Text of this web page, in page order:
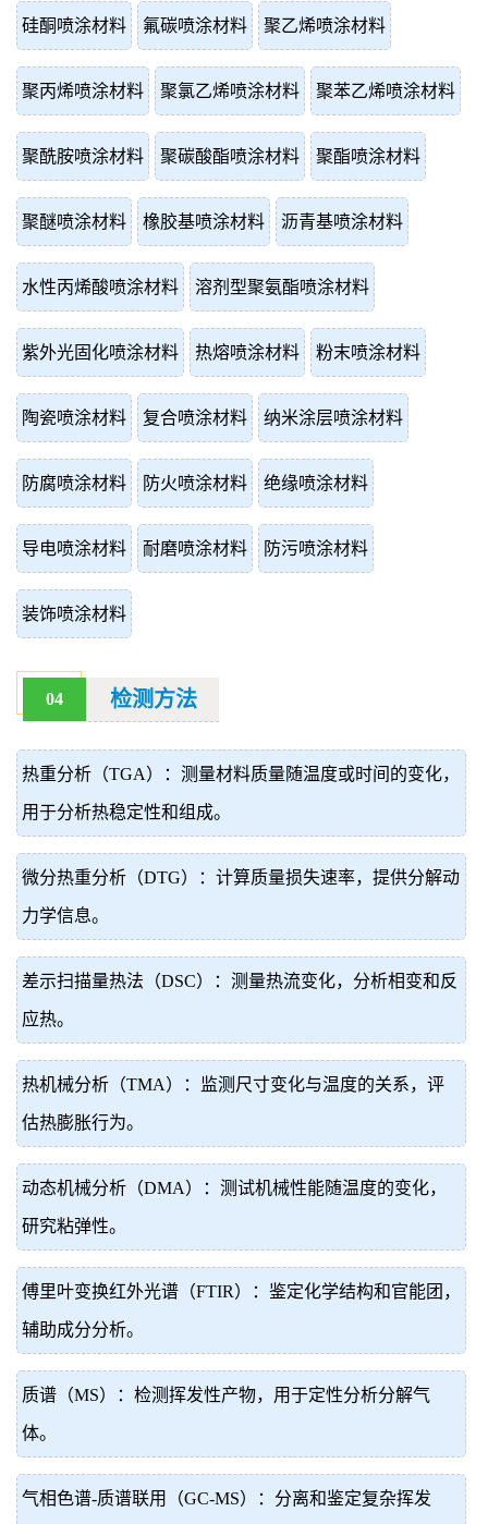
硅酮喷涂材料 氟碳喷涂材料 聚乙烯喷涂材料
聚丙烯喷涂材料 聚氯乙烯喷涂材料 聚苯乙烯喷涂材料
聚酰胺喷涂材料 聚碳酸酯喷涂材料 聚酯喷涂材料
聚醚喷涂材料 橡胶基喷涂材料 沥青基喷涂材料
水性丙烯酸喷涂材料 溶剂型聚氨酯喷涂材料
紫外光固化喷涂材料 热熔喷涂材料 粉末喷涂材料
陶瓷喷涂材料 复合喷涂材料 纳米涂层喷涂材料
防腐喷涂材料 防火喷涂材料 绝缘喷涂材料
导电喷涂材料 耐磨喷涂材料 防污喷涂材料
装饰喷涂材料
04 检测方法
热重分析（TGA）：测量材料质量随温度或时间的变化，
用于分析热稳定性和组成。
微分热重分析（DTG）：计算质量损失速率，提供分解动
力学信息。
差示扫描量热法（DSC）：测量热流变化，分析相变和反
应热。
热机械分析（TMA）：监测尺寸变化与温度的关系，评
估热膨胀行为。
动态机械分析（DMA）：测试机械性能随温度的变化，
研究粘弹性。
傅里叶变换红外光谱（FTIR）：鉴定化学结构和官能团，
辅助成分分析。
质谱（MS）：检测挥发性产物，用于定性分析分解气
体。
气相色谱-质谱联用（GC-MS）：分离和鉴定复杂挥发